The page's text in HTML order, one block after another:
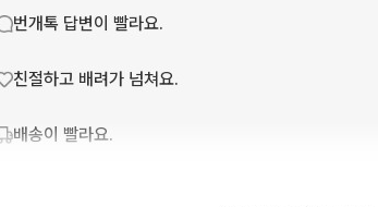
번개톡 답변이 빨라요.
친절하고 배려가 넘쳐요.
배송이 빨라요.